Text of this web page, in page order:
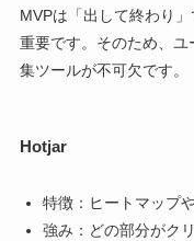
MVPは「出して終わり
重要です。そのため、
集ツールが不可欠です。
Hotjar
特徴：ヒートマップ
強み：どの部分がク